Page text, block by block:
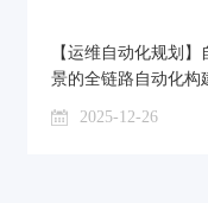
【运维自动化规划
景的全链路自动化构
2025-12-26